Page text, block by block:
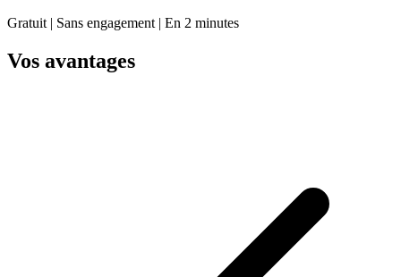
Gratuit | Sans engagement | En 2 minutes
Vos avantages